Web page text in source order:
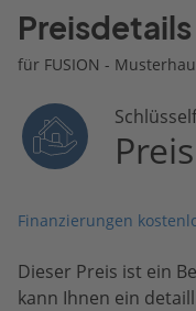
Preisdetails
für FUSION -
Finanzierungen
Dieser Preis ist ein
kann Ihnen ein